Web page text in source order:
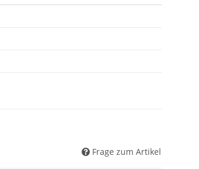
Frage zum Artikel